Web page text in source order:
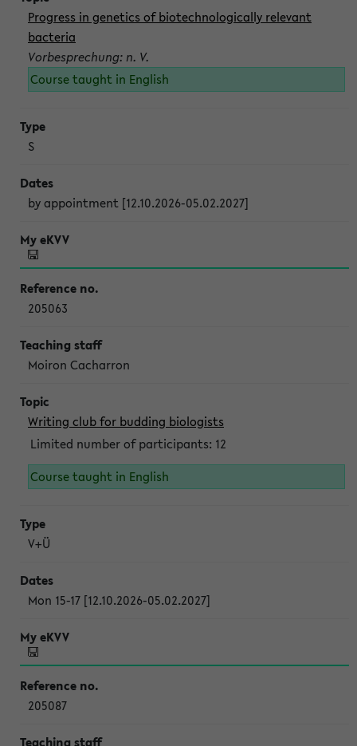
Progress in genetics of biotechnologically relevant
bacteria
Vorbesprechung: n. V.
Course taught in English
S
by appointment [12.10.2026-05.02.2027]
205063
Moiron Cacharron
Writing club for budding biologists
Limited number of participants: 12
Course taught in English
V+Ü
Mon 15-17 [12.10.2026-05.02.2027]
205087